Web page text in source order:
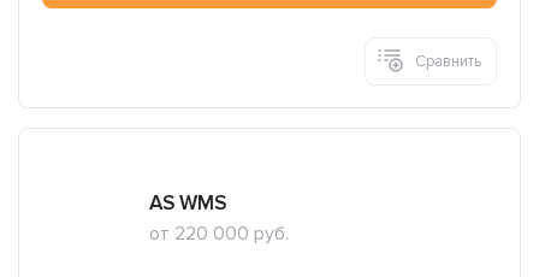
Сравнить
AS WMS
от 220 000 руб.